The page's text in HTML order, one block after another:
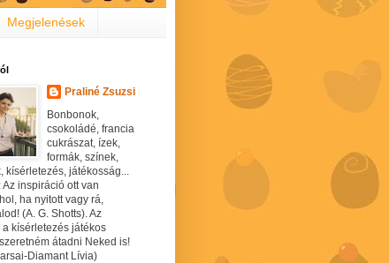
Megjelenések
Praliné Zsuzsi
Bonbonok,
csokoládé, francia
cukrászat, ízek,
formák, színek,
kísérletezés, játékosság...
Az inspiráció ott van
ha nyitott vagy rá,
(A. G. Shotts). Az
a kísérletezés játékos
átadni Neked is!
Diamant Lívia)